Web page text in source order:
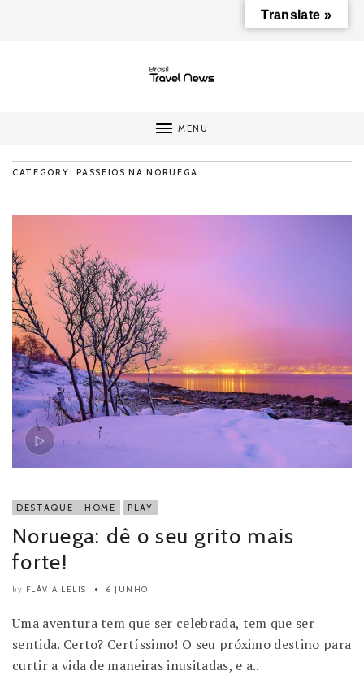
MENU
CATEGORY: PASSEIOS NA NORUEGA
DESTAQUE - HOME PLAY
Noruega: dê o seu grito mais
forte!
by FLÁVIA LELIS 6 JUNHO
Uma aventura tem que ser celebrada, tem que ser
sentida. Certo? Certíssimo! O seu próximo destino para
curtir a vida de maneiras inusitadas, e a..
Translate »